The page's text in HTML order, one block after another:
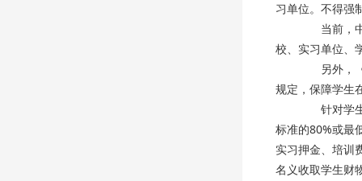
习单位。不得强
当前，中
校、实习单位、
另外，《
规定，保障学生
针对学生
标准的80%或最
实习押金、培训
名义收取学生财